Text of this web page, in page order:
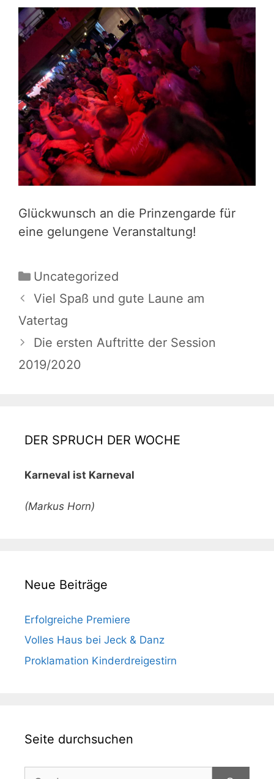
Glückwunsch an die Prinzengarde für
eine gelungene Veranstaltung!
Kategorien
Uncategorized
Viel Spaß und gute Laune am
Vatertag
Die ersten Auftritte der Session
2019/2020
DER SPRUCH DER WOCHE
Karneval ist Karneval
(Markus Horn)
Neue Beiträge
Erfolgreiche Premiere
Volles Haus bei Jeck & Danz
Proklamation Kinderdreigestirn
Seite durchsuchen